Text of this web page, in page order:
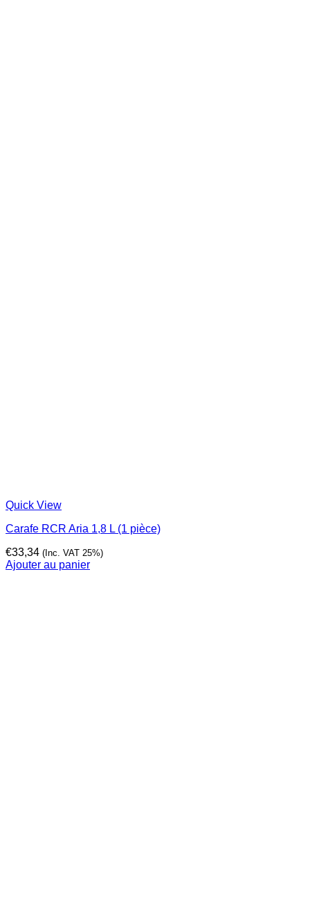
Quick View
Carafe RCR Aria 1,8 L (1 pièce)
€33,34 (Inc. VAT 25%)
Ajouter au panier